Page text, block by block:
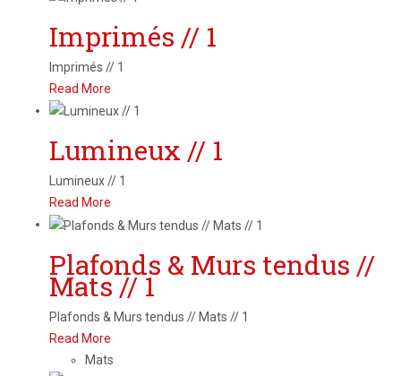
Imprimés // 1
Imprimés // 1
Read More
Lumineux // 1
Lumineux // 1
Read More
Plafonds & Murs tendus //
Mats // 1
Plafonds & Murs tendus // Mats // 1
Read More
Mats